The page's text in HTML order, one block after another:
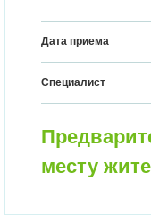
Дата приема
Специалист
месту